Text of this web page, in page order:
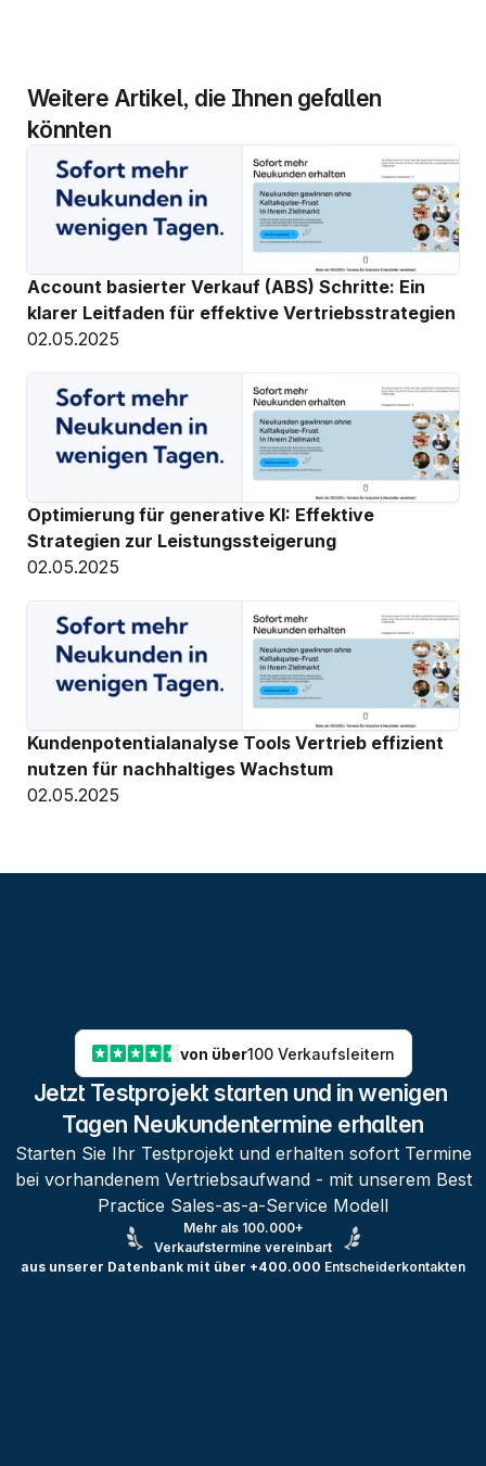
Weitere Artikel, die Ihnen gefallen
könnten
Account basierter Verkauf (ABS) Schritte: Ein
klarer Leitfaden für effektive Vertriebsstrategien
02.05.2025
Optimierung für generative KI: Effektive
Strategien zur Leistungssteigerung
02.05.2025
Kundenpotentialanalyse Tools Vertrieb effizient
nutzen für nachhaltiges Wachstum
02.05.2025
von über100 Verkaufsleitern
Jetzt Testprojekt starten und in wenigen
Tagen Neukundentermine erhalten
Starten Sie Ihr Testprojekt und erhalten sofort Termine
bei vorhandenem Vertriebsaufwand - mit unserem Best
Practice Sales-as-a-Service Modell
Mehr als 100.000+
Verkaufstermine vereinbart
aus unserer Datenbank mit über +400.000 Entscheiderkontakten